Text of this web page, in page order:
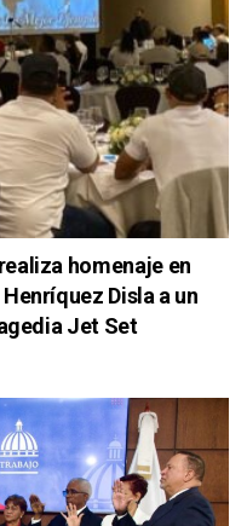
homenaje en
Disla a un
Jet Set